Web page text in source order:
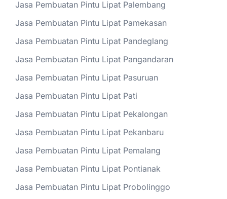
Jasa Pembuatan Pintu Lipat Palembang
Jasa Pembuatan Pintu Lipat Pamekasan
Jasa Pembuatan Pintu Lipat Pandeglang
Jasa Pembuatan Pintu Lipat Pangandaran
Jasa Pembuatan Pintu Lipat Pasuruan
Jasa Pembuatan Pintu Lipat Pati
Jasa Pembuatan Pintu Lipat Pekalongan
Jasa Pembuatan Pintu Lipat Pekanbaru
Jasa Pembuatan Pintu Lipat Pemalang
Jasa Pembuatan Pintu Lipat Pontianak
Jasa Pembuatan Pintu Lipat Probolinggo